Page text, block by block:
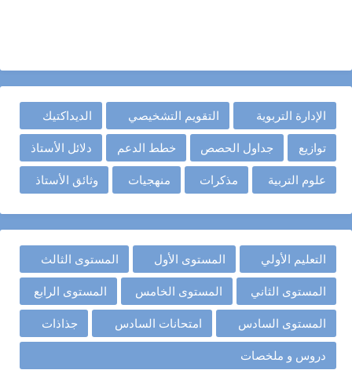
الإدارة التربوية التقويم التشخيصي الديداكتيك
توازيع جداول الحصص خطط الدعم دلائل الأستاذ
علوم التربية مذكرات منهجيات وثائق الأستاذ
التعليم الأولي المستوى الأول المستوى الثالث
المستوى الثاني المستوى الخامس المستوى الرابع
المستوى السادس امتحانات السادس جذاذات
دروس و ملخصات